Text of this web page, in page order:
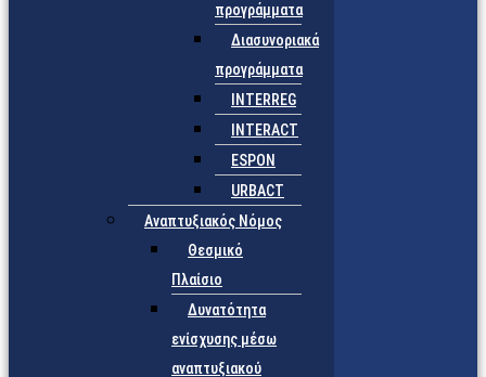
προγράμματα
Διασυνοριακά
προγράμματα
INTERREG
INTERACT
ESPON
URBACT
Αναπτυξιακός Νόμος
Θεσμικό
Πλαίσιο
Δυνατότητα
ενίσχυσης μέσω
αναπτυξιακού